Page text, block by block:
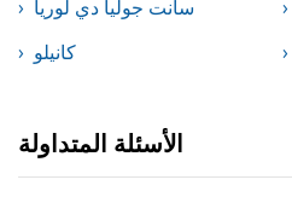
سانت جوليا دي لوريا
كانيلو
الأسئلة المتداولة